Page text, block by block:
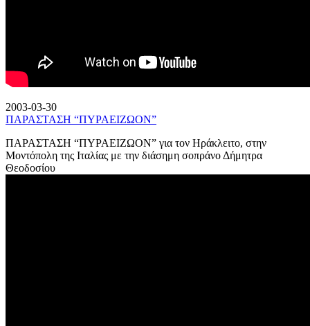
2003-03-30
ΠΑΡΑΣΤΑΣΗ “ΠΥΡΑΕΙΖΩΟΝ”
ΠΑΡΑΣΤΑΣΗ “ΠΥΡΑΕΙΖΩΟΝ” για τον Ηράκλειτο, στην
Μοντόπολη της Ιταλίας με την διάσημη σοπράνο Δήμητρα
Θεοδοσίου